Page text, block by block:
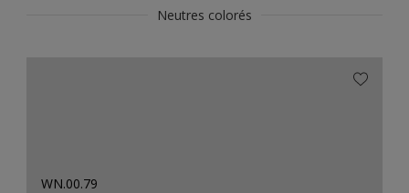
Neutres colorés
WN.00.79